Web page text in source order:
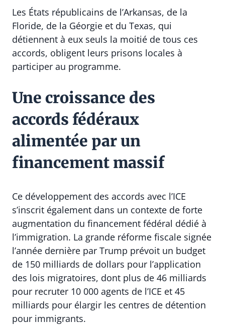
Les États républicains de l’Arkansas, de la
Floride, de la Géorgie et du Texas, qui
détiennent à eux seuls la moitié de tous ces
accords, obligent leurs prisons locales à
participer au programme.
Une croissance des
accords fédéraux
alimentée par un
financement massif
Ce développement des accords avec l’ICE
s’inscrit également dans un contexte de forte
augmentation du financement fédéral dédié à
l’immigration. La grande réforme fiscale signée
l’année dernière par Trump prévoit un budget
de 150 milliards de dollars pour l’application
des lois migratoires, dont plus de 46 milliards
pour recruter 10 000 agents de l’ICE et 45
milliards pour élargir les centres de détention
pour immigrants.